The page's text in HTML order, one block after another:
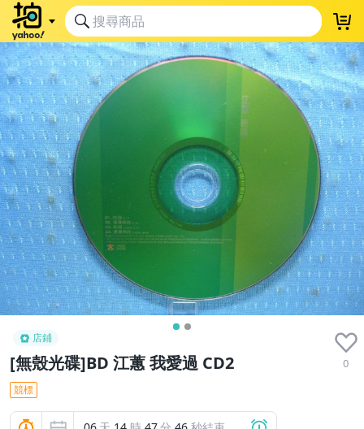
店鋪
[無殼光碟]BD 江蕙 我愛過 CD2 0
競標